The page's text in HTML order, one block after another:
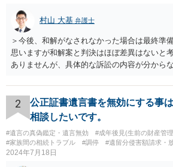
村山 大基 弁護士
＞今後、和解がなされなかった場合は最終準
思いますが和解案と判決はほぼ差異はないと
ありませんが、具体的な訴訟の内容が分から
わかっている代理人弁護士に聞くか、 訴訟資
ってみましょう。 その上で、一般論として
決は（ケースによって程度の差はあっても）
す。 金額は適当ですが、例えば判決で１００
になりそうな場合、 そのまま１００万円を和
判決と変わらないなら払う側としてはあまり
2
公正証書遺言書を無効にする事
相談したいです。
#遺言の真偽鑑定・遺言無効 #成年後見(生前の財産管
#家族間の相続トラブル
#調停 #遺留分侵害額請求・
2024年7月18日